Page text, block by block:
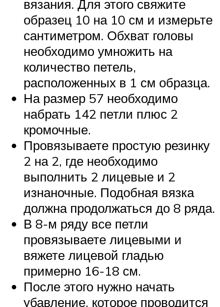
вязания. Для этого свяжите
образец 10 на 10 см и измерьте
сантиметром. Обхват головы
необходимо умножить на
количество петель,
расположенных в 1 см образца.
На размер 57 необходимо
набрать 142 петли плюс 2
кромочные.
Провязываете простую резинку
2 на 2, где необходимо
выполнить 2 лицевые и 2
изнаночные. Подобная вязка
должна продолжаться до 8 ряда.
В 8-м ряду все петли
провязываете лицевыми и
вяжете лицевой гладью
примерно 16-18 см.
После этого нужно начать
убавление, которое проводится